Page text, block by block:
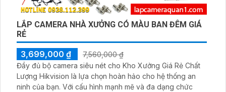
LẮP CAMERA NHÀ XƯỞNG CÓ MÀU BAN ĐÊM GIÁ
RẺ
3,699,000 ₫
7,560,000 ₫
Đầy đủ bộ camera siêu nét cho Kho Xưởng Giá Rẻ Chất
Lượng Hikvision là lựa chọn hoàn hảo cho hệ thống an
ninh của bạn. Với cấu hình mạnh mẽ và đa dạng chức